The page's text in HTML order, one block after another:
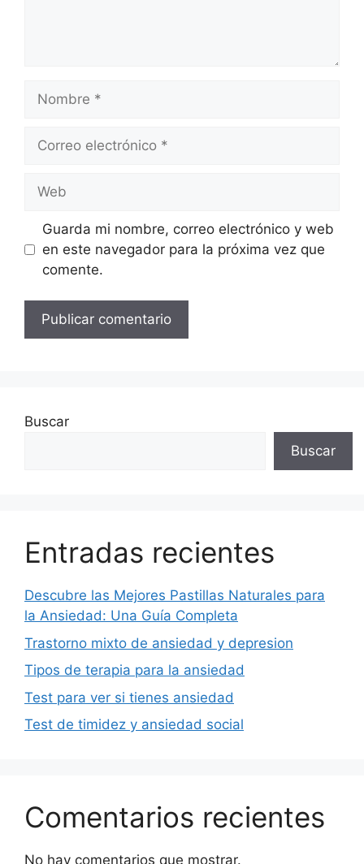
electrónico
Guarda mi nombre, correo electrónico y web
en este navegador para la próxima vez que
comente.
Buscar
Buscar
Entradas recientes
Descubre las Mejores Pastillas Naturales para
la Ansiedad: Una Guía Completa
Trastorno mixto de ansiedad y depresion
Tipos de terapia para la ansiedad
Test para ver si tienes ansiedad
Test de timidez y ansiedad social
Comentarios recientes
No hay comentarios que mostrar.